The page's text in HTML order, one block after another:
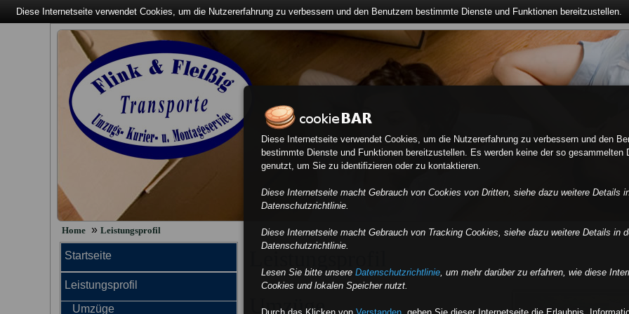
Home » Leistungsprofil
Startseite
Leistungsprofil
Umzüge
Umzüge
Diese Internetseite verwendet Cookies, um die Nutzererfahrung zu verbessern und den
bestimmte Dienste und Funktionen bereitzustellen. Es werden keine der so gesammelten
genutzt, um Sie zu identifizieren oder zu kontaktieren.
Diese Internetseite macht Gebrauch von Cookies von Dritten, siehe dazu weitere Details
Datenschutzrichtlinie.
Diese Internetseite macht Gebrauch von Tracking Cookies, siehe dazu weitere Details in
Datenschutzrichtlinie.
Lesen Sie bitte unsere Datenschutzrichtlinie, um mehr darüber zu erfahren, wie diese
Cookies und lokalen Speicher nutzt.
Diese Internetseite verwendet Cookies, um die Nutzererfahrung zu verbessern und den Benutzern bestimmte Dienste und Funktionen bereitzustellen.